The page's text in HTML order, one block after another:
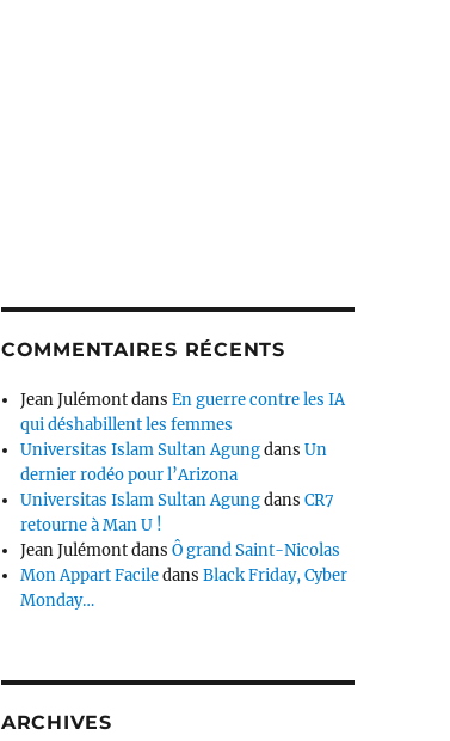
COMMENTAIRES RÉCENTS
Jean JulémontdansEn guerre contre les IA
qui déshabillent les femmes
Universitas Islam Sultan AgungdansUn
dernier rodéo pour l’Arizona
Universitas Islam Sultan AgungdansCR7
retourne à Man U !
Jean JulémontdansÔ grand Saint-Nicolas
Mon Appart FaciledansBlack Friday, Cyber
Monday…
ARCHIVES